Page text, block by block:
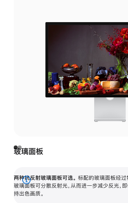
玻璃面板
两种抗反射玻璃面板可选。 标配的玻璃面板经过
玻璃面板可分散反射光，从而进一步减少反光，
持出色画质。
展
开